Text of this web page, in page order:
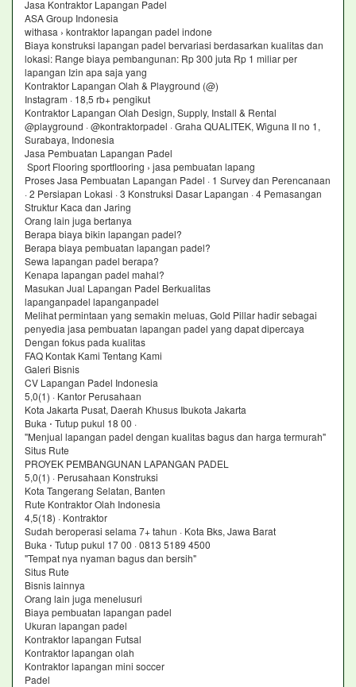
Jasa Kontraktor Lapangan Padel
ASA Group Indonesia
withasa › kontraktor lapangan padel indone
Biaya konstruksi lapangan padel bervariasi berdasarkan kualitas dan
lokasi: Range biaya pembangunan: Rp 300 juta Rp 1 miliar per
lapangan Izin apa saja yang
Kontraktor Lapangan Olah & Playground (@)
Instagram · 18,5 rb+ pengikut
Kontraktor Lapangan Olah Design, Supply, Install & Rental
@playground · @kontraktorpadel · Graha QUALITEK, Wiguna II no 1,
Surabaya, Indonesia
Jasa Pembuatan Lapangan Padel
Sport Flooring sportflooring › jasa pembuatan lapang
Proses Jasa Pembuatan Lapangan Padel · 1 Survey dan Perencanaan
· 2 Persiapan Lokasi · 3 Konstruksi Dasar Lapangan · 4 Pemasangan
Struktur Kaca dan Jaring
Orang lain juga bertanya
Berapa biaya bikin lapangan padel?
Berapa biaya pembuatan lapangan padel?
Sewa lapangan padel berapa?
Kenapa lapangan padel mahal?
Masukan Jual Lapangan Padel Berkualitas
lapanganpadel lapanganpadel
Melihat permintaan yang semakin meluas, Gold Pillar hadir sebagai
penyedia jasa pembuatan lapangan padel yang dapat dipercaya
Dengan fokus pada kualitas
FAQ Kontak Kami Tentang Kami
Galeri Bisnis
CV Lapangan Padel Indonesia
5,0(1) · Kantor Perusahaan
Kota Jakarta Pusat, Daerah Khusus Ibukota Jakarta
Buka ⋅ Tutup pukul 18 00 ·
"Menjual lapangan padel dengan kualitas bagus dan harga termurah"
Situs Rute
PROYEK PEMBANGUNAN LAPANGAN PADEL
5,0(1) · Perusahaan Konstruksi
Kota Tangerang Selatan, Banten
Rute Kontraktor Olah Indonesia
4,5(18) · Kontraktor
Sudah beroperasi selama 7+ tahun · Kota Bks, Jawa Barat
Buka ⋅ Tutup pukul 17 00 · 0813 5189 4500
"Tempat nya nyaman bagus dan bersih"
Situs Rute
Bisnis lainnya
Orang lain juga menelusuri
Biaya pembuatan lapangan padel
Ukuran lapangan padel
Kontraktor lapangan Futsal
Kontraktor lapangan olah
Kontraktor lapangan mini soccer
Padel